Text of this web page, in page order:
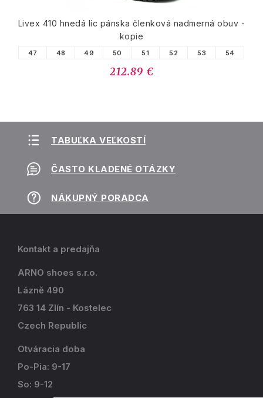
Livex 410 hnedá líc pánska členková nadmerná obuv -
kopie
47 48 49 50 51 52 53 54
212.89 €
TABUĽKA VEĽKOSTÍ
ČASTO KLADENÉ OTÁZKY
NÁKUPNÝ PORADCA
Kontakt a predajňa
ARNO shoes s.r.o.
Lázně 490
763 14 Zlín - Kostelec
Czech Republic
Otváracia doba
Po-Pia: 9-17
So: 9-12